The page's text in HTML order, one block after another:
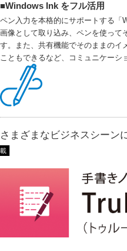
■Windows Ink をフル活用
ペン入力を本格的にサポートする「
画像として取り込み、ペンを使って
す。また、共有機能でそのままのイ
こともできるなど、コミュニケーシ
さまざまなビジネスシーン
載